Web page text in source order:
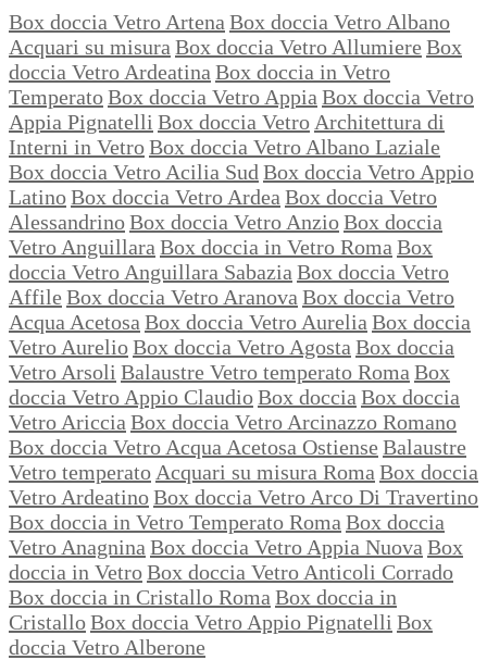
Box doccia Vetro Artena Box doccia Vetro Albano
Acquari su misura Box doccia Vetro Allumiere Box
doccia Vetro Ardeatina Box doccia in Vetro
TemperatoBox doccia Vetro Appia Box doccia Vetro
Appia Pignatelli Box doccia Vetro Architettura di
Interni in VetroBox doccia Vetro Albano Laziale
Box doccia Vetro Acilia Sud Box doccia Vetro Appio
LatinoBox doccia Vetro Ardea Box doccia Vetro
AlessandrinoBox doccia Vetro AnzioBox doccia
Vetro Anguillara Box doccia in Vetro Roma Box
doccia Vetro Anguillara Sabazia Box doccia Vetro
Affile Box doccia Vetro Aranova Box doccia Vetro
Acqua Acetosa Box doccia Vetro Aurelia Box doccia
Vetro AurelioBox doccia Vetro Agosta Box doccia
Vetro Arsoli Balaustre Vetro temperato Roma Box
doccia Vetro Appio ClaudioBox doccia Box doccia
Vetro Ariccia Box doccia Vetro Arcinazzo Romano
Box doccia Vetro Acqua Acetosa Ostiense Balaustre
Vetro temperato Acquari su misura Roma Box doccia
Vetro ArdeatinoBox doccia Vetro Arco Di Travertino
Box doccia in Vetro Temperato Roma Box doccia
Vetro Anagnina Box doccia Vetro Appia Nuova Box
doccia in VetroBox doccia Vetro Anticoli Corrado
Box doccia in Cristallo Roma Box doccia in
CristalloBox doccia Vetro Appio Pignatelli Box
doccia Vetro Alberone